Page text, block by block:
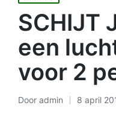
in
SCHIJT
een
voor 2
Geplaatst
Door admin 8 april